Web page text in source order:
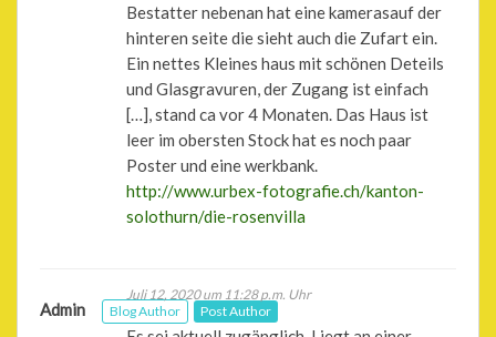
Bestatter nebenan hat eine kamerasauf der
hinteren seite die sieht auch die Zufart ein.
Ein nettes Kleines haus mit schönen Deteils
und Glasgravuren, der Zugang ist einfach
[…], stand ca vor 4 Monaten. Das Haus ist
leer im obersten Stock hat es noch paar
Poster und eine werkbank.
http://www.urbex-fotografie.ch/kanton-
solothurn/die-rosenvilla
Blog Author Post Author
Admin
Juli 12, 2020 um 11:28 p.m. Uhr